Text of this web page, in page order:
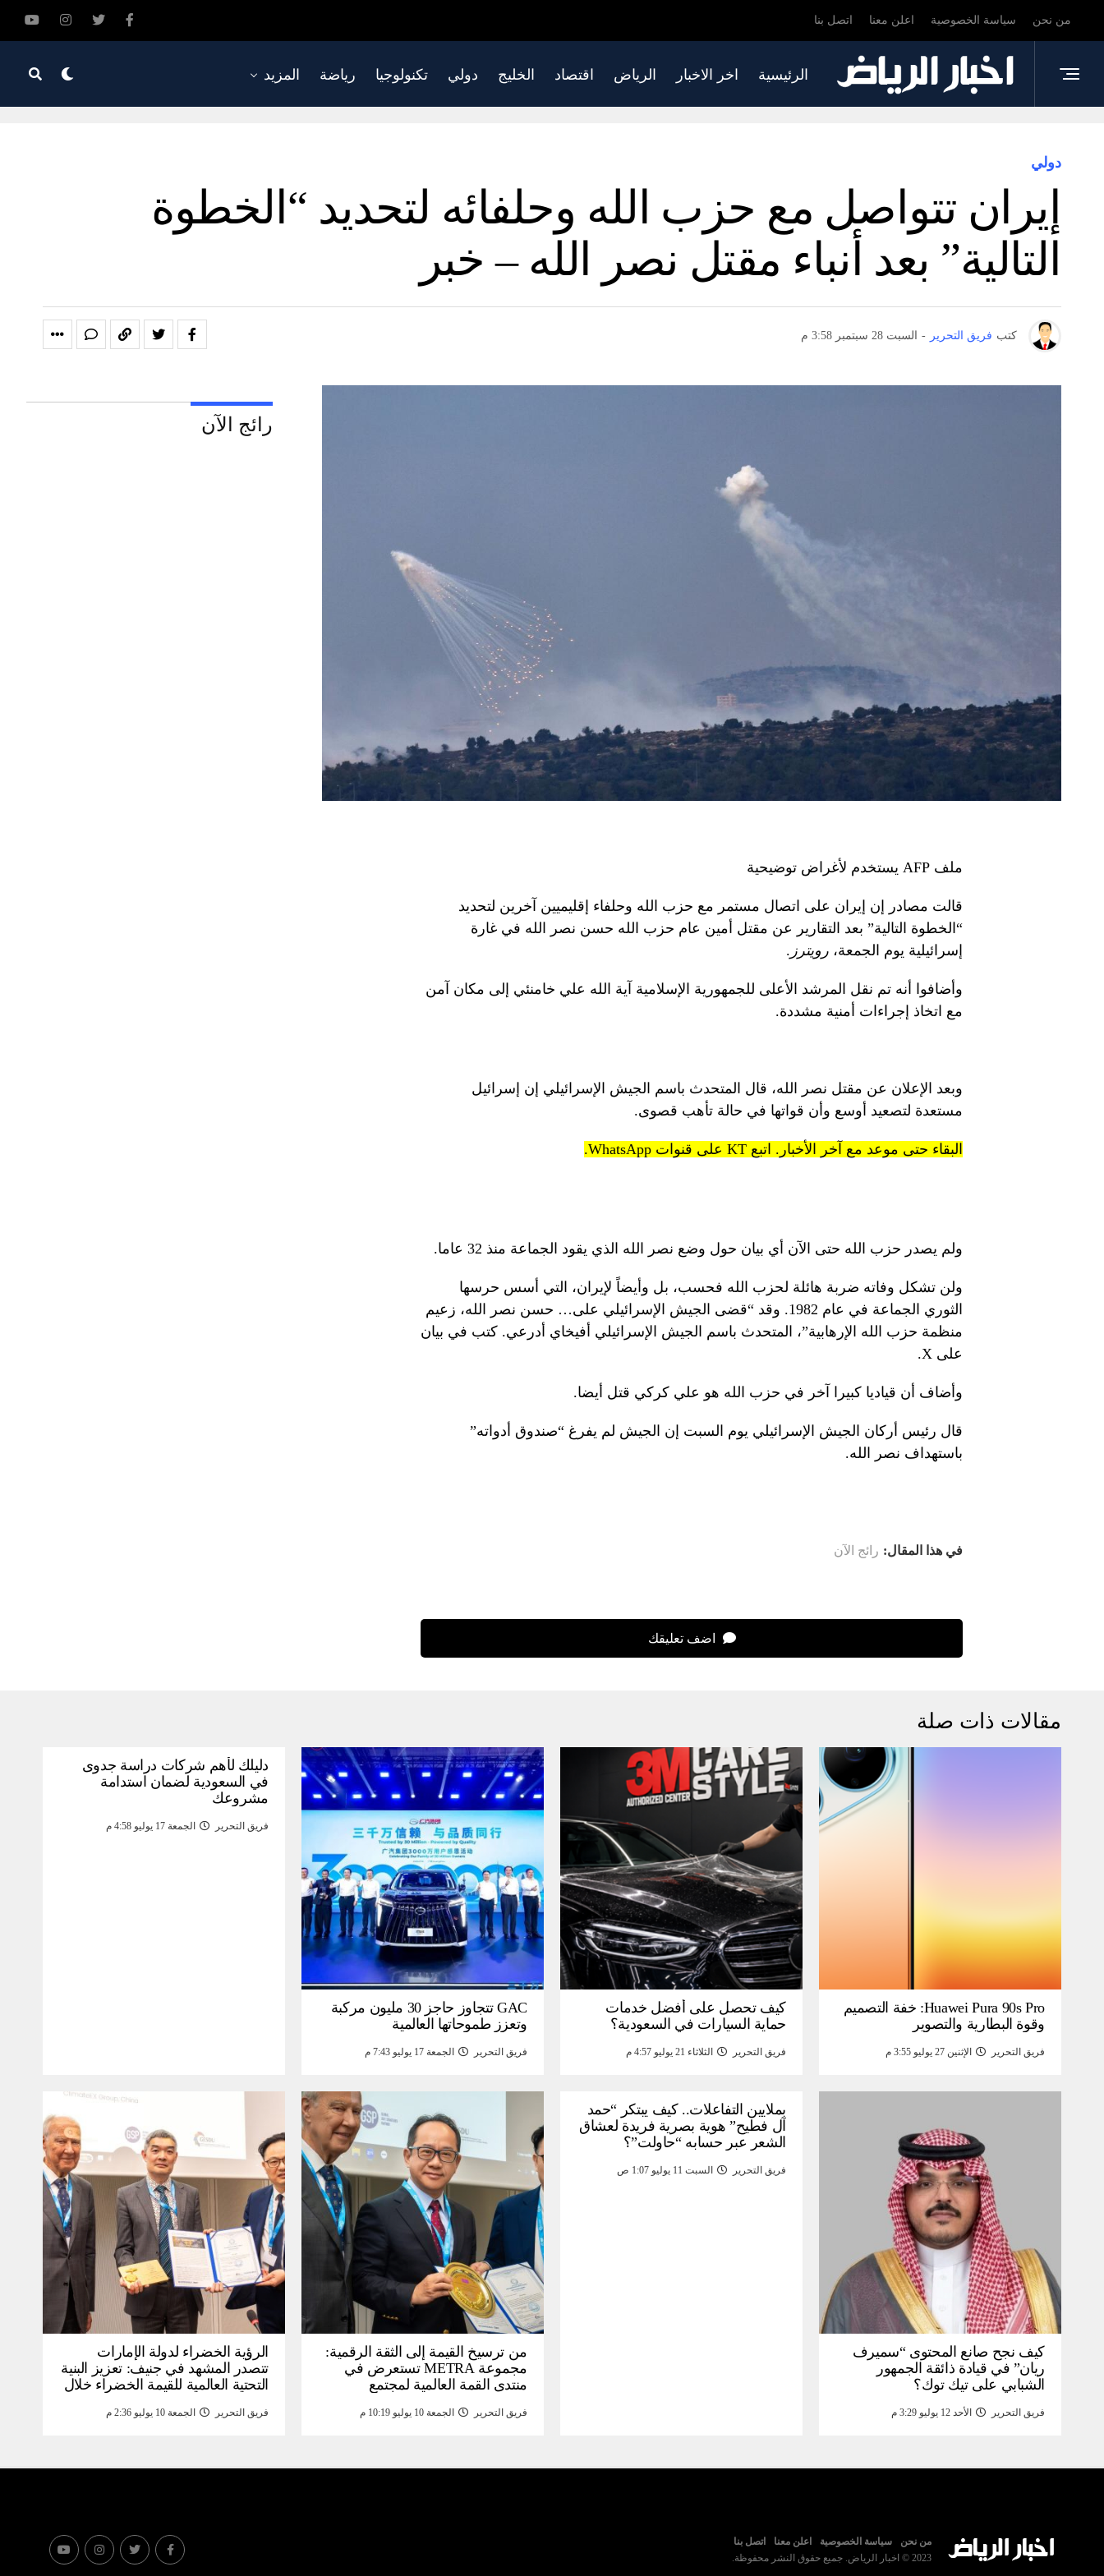
من نحن سياسة الخصوصية اعلن معنا اتصل بنا
الرئيسية اخر الاخبار الرياض اقتصاد الخليج دولي تكنولوجيا رياضة المزيد
دولي
إيران تتواصل مع حزب الله وحلفائه لتحديد “الخطوة
التالية” بعد أنباء مقتل نصر الله – خبر
كتب فريق التحرير - السبت 28 سبتمبر 3:58 م
ملف AFP يستخدم لأغراض توضيحية
قالت مصادر إن إيران على اتصال مستمر مع حزب الله وحلفاء إقليميين آخرين لتحديد
“الخطوة التالية” بعد التقارير عن مقتل أمين عام حزب الله حسن نصر الله في غارة
إسرائيلية يوم الجمعة، رويترز .
وأضافوا أنه تم نقل المرشد الأعلى للجمهورية الإسلامية آية الله علي خامنئي إلى مكان آمن
مع اتخاذ إجراءات أمنية مشددة.
وبعد الإعلان عن مقتل نصر الله، قال المتحدث باسم الجيش الإسرائيلي إن إسرائيل
مستعدة لتصعيد أوسع وأن قواتها في حالة تأهب قصوى.
البقاء حتى موعد مع آخر الأخبار. اتبع KT على قنوات WhatsApp.
ولم يصدر حزب الله حتى الآن أي بيان حول وضع نصر الله الذي يقود الجماعة منذ 32 عاما.
ولن تشكل وفاته ضربة هائلة لحزب الله فحسب، بل وأيضاً لإيران، التي أسس حرسها
الثوري الجماعة في عام 1982. وقد “قضى الجيش الإسرائيلي على… حسن نصر الله، زعيم
منظمة حزب الله الإرهابية”، المتحدث باسم الجيش الإسرائيلي أفيخاي أدرعي. كتب في بيان
على X.
وأضاف أن قياديا كبيرا آخر في حزب الله هو علي كركي قتل أيضا.
قال رئيس أركان الجيش الإسرائيلي يوم السبت إن الجيش لم يفرغ “صندوق أدواته”
باستهداف نصر الله.
في هذا المقال: رائج الآن
اضف تعليقك
رائج الآن
مقالات ذات صلة
Huawei Pura 90s Pro: خفة التصميم
وقوة البطارية والتصوير
فريق التحرير الإثنين 27 يوليو 3:55 م
كيف تحصل على أفضل خدمات
حماية السيارات في السعودية؟
فريق التحرير الثلاثاء 21 يوليو 4:57 م
GAC تتجاوز حاجز 30 مليون مركبة
وتعزز طموحاتها العالمية
فريق التحرير الجمعة 17 يوليو 7:43 م
دليلك لأهم شركات دراسة جدوى
في السعودية لضمان استدامة
مشروعك
فريق التحرير الجمعة 17 يوليو 4:58 م
كيف نجح صانع المحتوى “سميرف
ريان” في قيادة ذائقة الجمهور
الشبابي على تيك توك؟
فريق التحرير الأحد 12 يوليو 3:29 م
بملايين التفاعلات.. كيف يبتكر “حمد
آل فطيح” هوية بصرية فريدة لعشاق
الشعر عبر حسابه “حاولت”؟
فريق التحرير السبت 11 يوليو 1:07 ص
من ترسيخ القيمة إلى الثقة الرقمية:
مجموعة METRA تستعرض في
منتدى القمة العالمية لمجتمع
تحتية للأصول الرقمية المدعومة
فريق التحرير الجمعة 10 يوليو 10:19 م
الرؤية الخضراء لدولة الإمارات
تتصدر المشهد في جنيف: تعزيز البنية
التحتية العالمية للقيمة الخضراء خلال
المعلومات WSIS 2026 وقمة “الذكاء
فريق التحرير الجمعة 10 يوليو 2:36 م
من نحن سياسة الخصوصية اعلن معنا
اتصل بنا
2023 © اخبار الرياض. جميع حقوق النشر محفوظة.